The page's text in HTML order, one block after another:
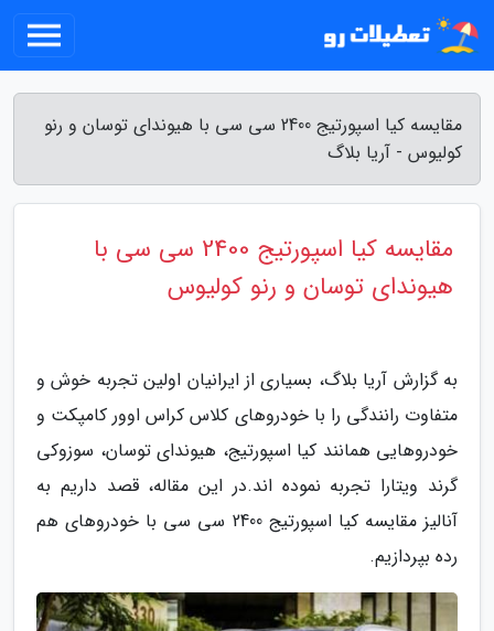
مقایسه کیا اسپورتیج 2400 سی سی با هیوندای توسان و رنو
کولیوس - آریا بلاگ
مقایسه کیا اسپورتیج 2400 سی سی با
هیوندای توسان و رنو کولیوس
به گزارش آریا بلاگ، بسیاری از ایرانیان اولین تجربه خوش و
متفاوت رانندگی را با خودروهای کلاس کراس اوور کامپکت و
خودروهایی همانند کیا اسپورتیج، هیوندای توسان، سوزوکی
گرند ویتارا تجربه نموده اند.در این مقاله، قصد داریم به
آنالیز مقایسه کیا اسپورتیج 2400 سی سی با خودروهای هم
رده بپردازیم.